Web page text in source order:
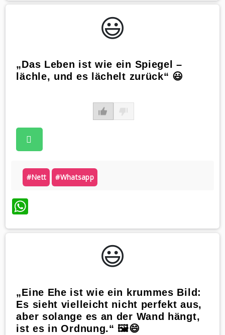
😃️
„Das Leben ist wie ein Spiegel –
lächle, und es lächelt zurück“ 😃
#nett #whatsapp
WhatsApp
😃️
„Eine Ehe ist wie ein krummes Bild:
Es sieht vielleicht nicht perfekt aus,
aber solange es an der Wand hängt,
ist es in Ordnung.“ 🖼️😄